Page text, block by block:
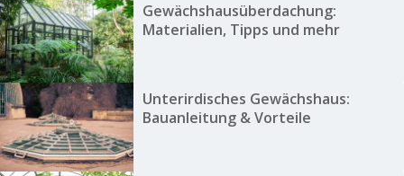
Gewächshausüberdachung:
Materialien, Tipps und mehr
Unterirdisches Gewächshaus:
Bauanleitung & Vorteile